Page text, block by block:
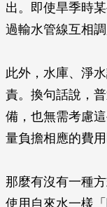
出。即使旱季時
過輸水管線互相
此外，水庫、淨
責。換句話說，
備，也無需考慮
量負擔相應的費
那麼有沒有一種
使用自來水一樣